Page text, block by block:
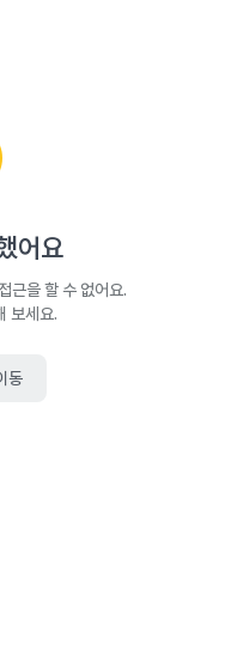
어요
근을 할 수 없어요.
보세요.
동